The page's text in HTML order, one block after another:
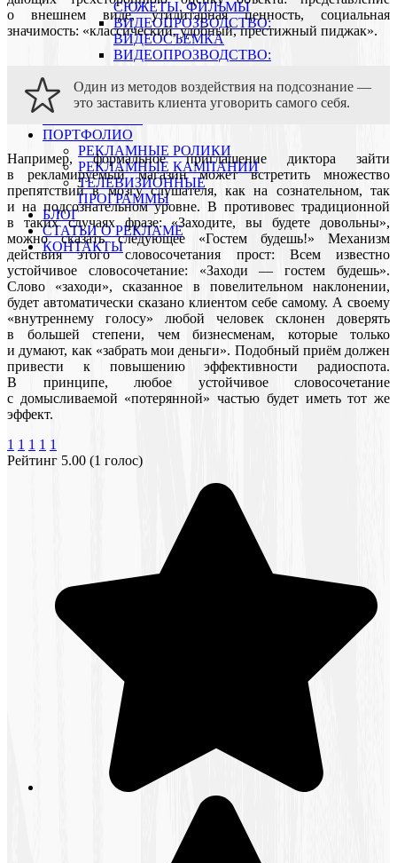
СЮЖЕТЫ, ФИЛЬМЫ
ВИДЕОПРОЗВОДСТВО:
ВИДЕОСЪЕМКА
ВИДЕОПРОЗВОДСТВО:
ВИДЕОАРХИВ
КОМПАНИИ
ПОРТФОЛИО
РЕКЛАМНЫЕ РОЛИКИ
РЕКЛАМНЫЕ КАМПАНИИ
ТЕЛЕВИЗИОННЫЕ
ПРОГРАММЫ
БЛОГ
СТАТЬИ О РЕКЛАМЕ
КОНТАКТЫ
о внешнем виде, утилитарная ценность, социальная
значимость: «классический, удобный, престижный пиджак».
Один из методов воздействия на подсознание —
это заставить клиента уговорить самого себя.
Например, формальное приглашение диктора зайти
в рекламируемый магазин может встретить множество
препятствий в мозгу слушателя, как на сознательном, так
и на подсознательном уровне. В противовес традиционной
в таких случаях фразе: «Заходите, вы будете довольны»,
можно сказать следующее «Гостем будешь!» Механизм
действия этого словосочетания прост: Всем известно
устойчивое словосочетание: «Заходи — гостем будешь».
Слово «заходи», сказанное в повелительном наклонении,
будет автоматически сказано клиентом себе самому. А своему
«внутреннему голосу» любой человек склонен доверять
в большей степени, чем бизнесменам, которые только
и думают, как «забрать мои деньги». Подобный приём должен
привести к повышению эффективности радиоспота.
В принципе, любое устойчивое словосочетание
с домысливаемой «потерянной» частью будет иметь тот же
эффект.
1 1 1 1 1
Рейтинг 5.00 (1 голос)